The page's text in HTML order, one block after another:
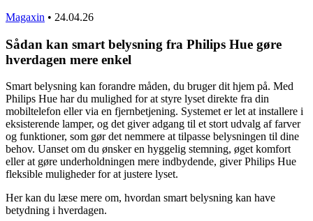
Magaxin • 24.04.26
Sådan kan smart belysning fra Philips Hue gøre
hverdagen mere enkel
Smart belysning kan forandre måden, du bruger dit hjem på. Med
Philips Hue har du mulighed for at styre lyset direkte fra din
mobiltelefon eller via en fjernbetjening. Systemet er let at installere i
eksisterende lamper, og det giver adgang til et stort udvalg af farver
og funktioner, som gør det nemmere at tilpasse belysningen til dine
behov. Uanset om du ønsker en hyggelig stemning, øget komfort
eller at gøre underholdningen mere indbydende, giver Philips Hue
fleksible muligheder for at justere lyset.
Her kan du læse mere om, hvordan smart belysning kan have
betydning i hverdagen.